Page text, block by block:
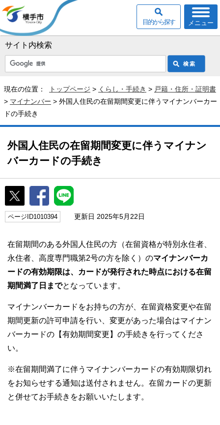
サイト内検索
メニュー
目的から探す
現在の位置： トップページ > くらし・手続き > 戸籍・住所・証明書
> マイナンバー > 外国人住民の在留期間変更に伴うマイナンバーカー
ドの手続き
外国人住民の在留期間変更に伴うマイナン
バーカードの手続き
ページID1010394 更新日 2025年5月22日
在留期間のある外国人住民の方（在留資格が特別永住者、
永住者、高度専門職第2号の方を除く）のマイナンバーカ
ードの有効期限は、カードが発行された時点における在留
期間満了日までとなっています。
マイナンバーカードをお持ちの方が、在留資格変更や在留
期間更新の許可申請を行い、変更があった場合はマイナン
バーカードの【有効期間変更】の手続きを行ってくださ
い。
※在留期間満了に伴うマイナンバーカードの有効期限切れ
をお知らせする通知は送付されません。在留カードの更新
と併せてお手続きをお願いいたします。